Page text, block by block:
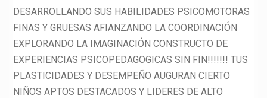
DESARROLLANDO SUS HABILIDADES PSICOMOTORAS
FINAS Y GRUESAS AFIANZANDO LA COORDINACIÓN
EXPLORANDO LA IMAGINACIÓN CONSTRUCTO DE
EXPERIENCIAS PSICOPEDAGOGICAS SIN FIN!!!!!!! TUS
PLASTICIDADES Y DESEMPEÑO AUGURAN CIERTO
NIÑOS APTOS DESTACADOS Y LIDERES DE ALTO